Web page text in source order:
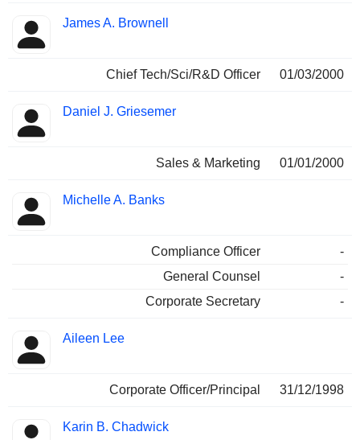
James A. Brownell
Chief Tech/Sci/R&D Officer 01/03/2000
Daniel J. Griesemer
Sales & Marketing 01/01/2000
Michelle A. Banks
Compliance Officer
-
General Counsel
-
Corporate Secretary
-
Aileen Lee
Corporate Officer/Principal 31/12/1998
Karin B. Chadwick